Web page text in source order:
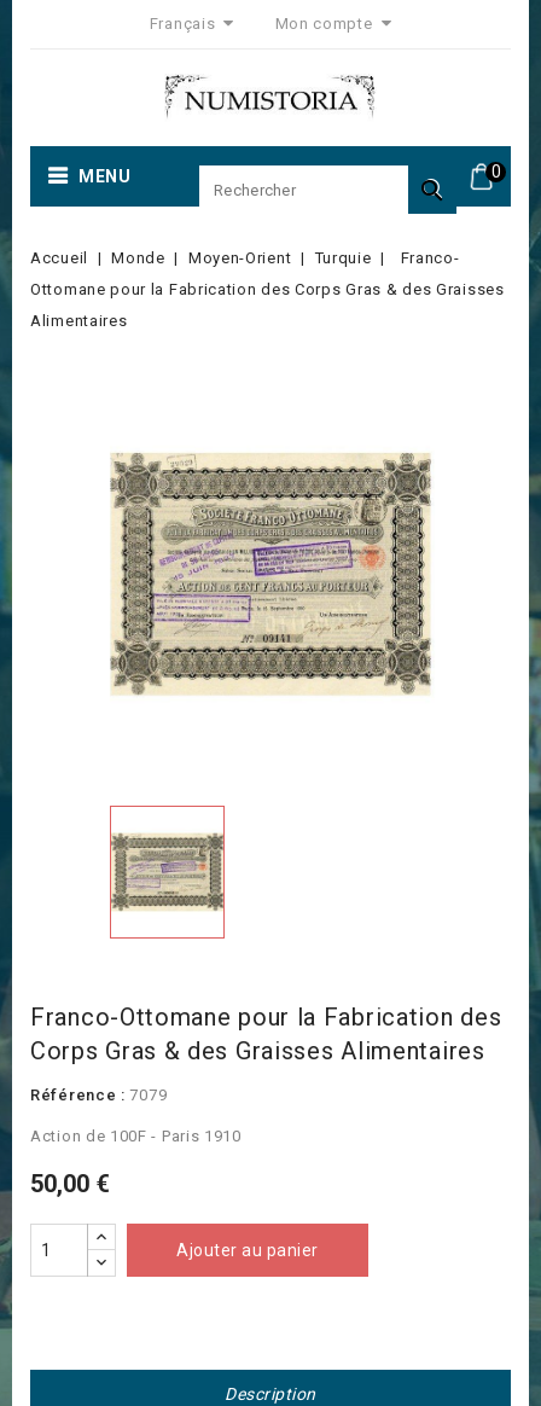
Français Mon compte
0
MENU 
Accueil Monde Moyen-Orient Turquie
Franco-
Ottomane pour la Fabrication des Corps Gras & des Graisses
Alimentaires
Franco-Ottomane pour la Fabrication des
Corps Gras & des Graisses Alimentaires
Référence : 7079
Action de 100F - Paris 1910
50,00 €
Ajouter au panier
Description